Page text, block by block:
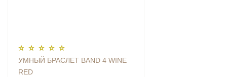
УМНЫЙ БРАСЛЕТ BAND 4 WINE
RED